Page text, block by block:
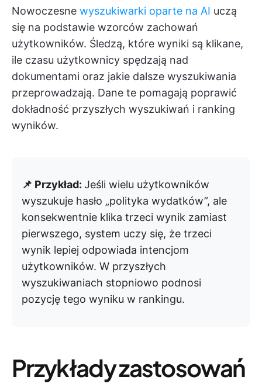
Nowoczesne wyszukiwarki oparte na AI uczą
się na podstawie wzorców zachowań
użytkowników. Śledzą, które wyniki są klikane,
ile czasu użytkownicy spędzają nad
dokumentami oraz jakie dalsze wyszukiwania
przeprowadzają. Dane te pomagają poprawić
dokładność przyszłych wyszukiwań i ranking
wyników.
📌 Przykład: Jeśli wielu użytkowników
wyszukuje hasło „polityka wydatków”, ale
konsekwentnie klika trzeci wynik zamiast
pierwszego, system uczy się, że trzeci
wynik lepiej odpowiada intencjom
użytkowników. W przyszłych
wyszukiwaniach stopniowo podnosi
pozycję tego wyniku w rankingu.
Przykłady zastosowań